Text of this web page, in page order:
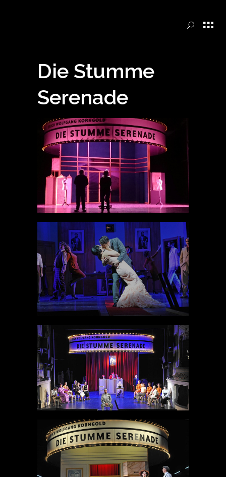
Die Stumme
Serenade